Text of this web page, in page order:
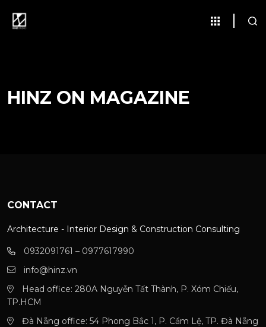
HINZ ON MAGAZINE
CONTACT
Architecture - Interior Design & Construction Consulting
0932091761 – 0977617990
info@hinz.vn
Head office: 280A Nguyễn Tất Thành, P. Xóm Chiếu,
TP.HCM
Đà Nẵng office: 54 Phong Bắc 1, P. Cẩm Lệ, TP. Đà Nẵng